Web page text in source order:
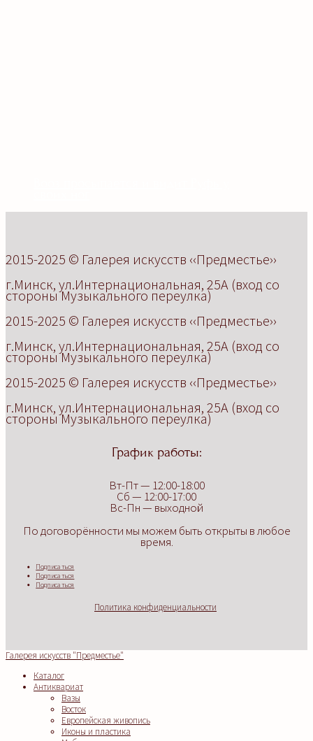
2015-2025 © Галерея искусств ‹‹Предместье››
г.Минск, ул.Интернациональная, 25А (вход со
стороны Музыкального переулка)
2015-2025 © Галерея искусств ‹‹Предместье››
г.Минск, ул.Интернациональная, 25А (вход со
стороны Музыкального переулка)
2015-2025 © Галерея искусств ‹‹Предместье››
г.Минск, ул.Интернациональная, 25А (вход со
стороны Музыкального переулка)
График работы:
Вт-Пт — 12:00-18:00
Сб — 12:00-17:00
Вс-Пн — выходной
По договорённости мы можем быть открыты в любое
время.
Подписаться
Подписаться
Подписаться
Политика конфиденциальности
Галерея искусств "Предместье"
Каталог
Антиквариат
Вазы
Восток
Европейская живопись
Иконы и пластика